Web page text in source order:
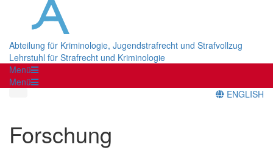
Abteilung für Kriminologie, Jugendstrafrecht und Strafvollzug
Lehrstuhl für Strafrecht und Kriminologie
Menü
Menü
ENGLISH
Forschung